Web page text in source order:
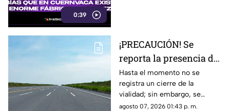
0:39
¡PRECAUCIÓN! Se
reporta la presencia de
manifestantes en la
autopista Cuernavaca-
Acapulco
Hasta el momento no se
registra un cierre de la
vialidad; sin embargo, se
exhorta a los automovilistas a
agosto 07, 2026 01:43 p. m.